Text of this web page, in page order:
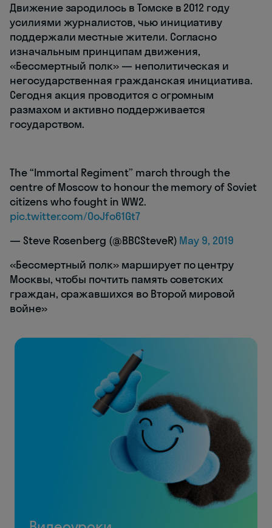
Движение зародилось в Томске в 2012 году
усилиями журналистов, чью инициативу
поддержали местные жители. Согласно
изначальным принципам движения,
«Бессмертный полк» — неполитическая и
негосударственная гражданская инициатива.
Сегодня акция проводится с огромным
размахом и активно поддерживается
государством.
The “Immortal Regiment” march through the
centre of Moscow to honour the memory of Soviet
citizens who fought in WW2.
pic.twitter.com/OoJfo61Gt7
— Steve Rosenberg (@BBCSteveR) May 9, 2019
«Бессмертный полк» марширует по центру
Москвы, чтобы почтить память советских
граждан, сражавшихся во Второй мировой
войне»